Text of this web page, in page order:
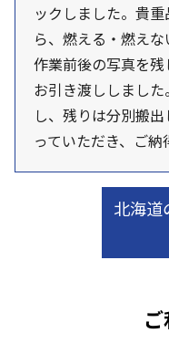
ックしました。貴
ら、燃える・燃えな
作業前後の写真を
お引き渡ししまし
し、残りは分別搬
っていただき、ご納
北海道